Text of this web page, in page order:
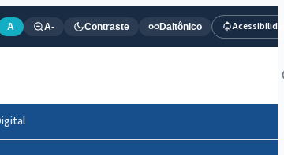
A A- Contraste Daltônico